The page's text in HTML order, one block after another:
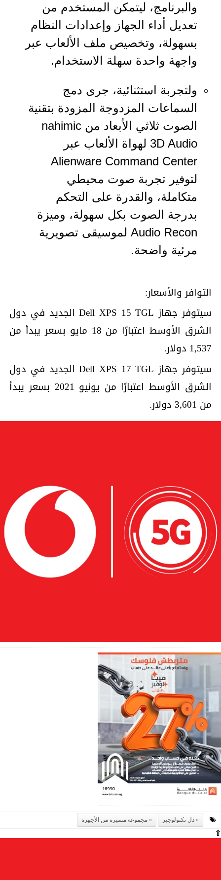
والبرنامج، ليتمكن المستخدم من
تعديل أداء الجهاز وإعدادات النظام
بسهولة، وتخصيص ملف الألعاب عبر
واجهة واحدة سهلة الاستخدام.
ولتجربة استثنائية، جرى دمج
السماعات المزدوجة المزودة بتقنية
الصوت ثلاثي الأبعاد من nahimic
3D Audio لهواة الألعاب عبر
Alienware Command Center
لتوفير تجربة صوت محيطي
متكاملة، والقدرة على التحكم
بدرجة الصوت بكل سهولة، وميزة
Audio Recon لموسيقى تصويرية
مرئية واضحة.
التوافر والأسعار:
سيتوفر جهاز Dell XPS 15 TGL الجديد في دول
الشرق الأوسط اعتبارًا من 18 مايو بسعر يبدأ من
1,537 دولار.
سيتوفر جهاز Dell XPS 17 TGL الجديد في دول
الشرق الأوسط اعتبارًا من يونيو 2021 بسعر يبدأ
من 3,601 دولار.
دل تكنولوجيز مجموعة متميزة من الأجهزة
⇧